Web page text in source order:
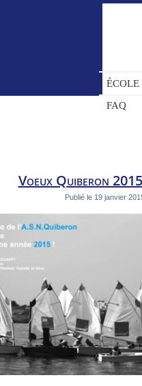
ÉCOLE
FAQ
Voeux Quiberon 2015
Publié le 19 janvier